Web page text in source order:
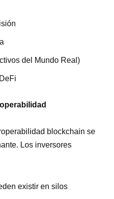
del Mundo Real)
blockchain se
Los inversores
existir en silos